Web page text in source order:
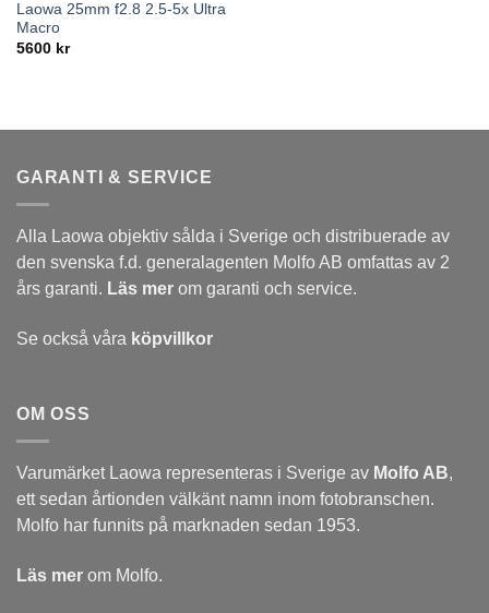
Laowa 25mm f2.8 2.5-5x Ultra
Macro
5600 kr
GARANTI & SERVICE
Alla Laowa objektiv sålda i Sverige och distribuerade av
den svenska f.d. generalagenten Molfo AB omfattas av 2
års garanti. Läs mer om garanti och service.
Se också våra köpvillkor
OM OSS
Varumärket Laowa representeras i Sverige av Molfo AB,
ett sedan årtionden välkänt namn inom fotobranschen.
Molfo har funnits på marknaden sedan 1953.
Läs mer om Molfo.